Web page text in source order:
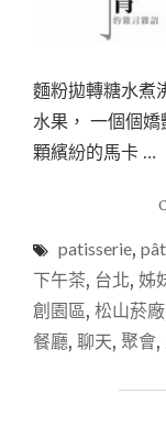
麵粉拋轉糖水煮
水果， 一個個
顆繽紛的馬卡 …
patisserie,
下午茶, 台北, 姊
創園區, 松山菸廠
餐廳, 聊天, 聚會,